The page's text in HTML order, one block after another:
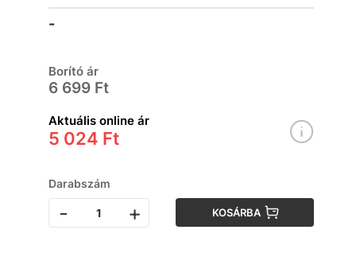
-
Borító ár
6 699 Ft
Aktuális online ár
5 024 Ft
Darabszám
- + KOSÁRBA